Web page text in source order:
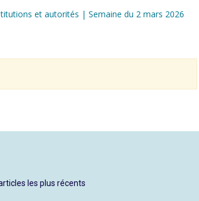
et autorités | Semaine du 2 mars 2026
les plus récents